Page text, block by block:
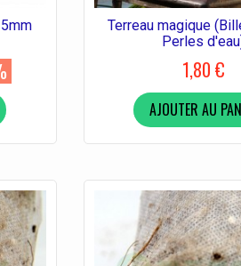
Terreau magique
Perles
1,80 €
AJOUTER AU